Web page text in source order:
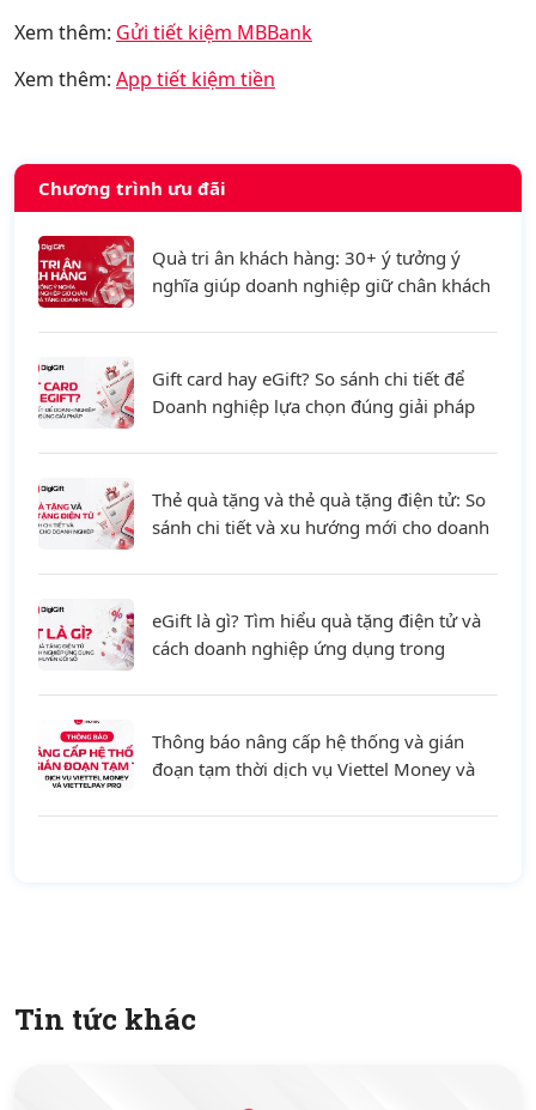
Xem thêm: Gửi tiết kiệm MBBank
Xem thêm: App tiết kiệm tiền
Chương trình ưu đãi
Quà tri ân khách hàng: 30+ ý tưởng ý
nghĩa giúp doanh nghiệp giữ chân khách
Gift card hay eGift? So sánh chi tiết để
Doanh nghiệp lựa chọn đúng giải pháp
Thẻ quà tặng và thẻ quà tặng điện tử: So
sánh chi tiết và xu hướng mới cho doanh
eGift là gì? Tìm hiểu quà tặng điện tử và
cách doanh nghiệp ứng dụng trong
Thông báo nâng cấp hệ thống và gián
đoạn tạm thời dịch vụ Viettel Money và
Tin tức khác